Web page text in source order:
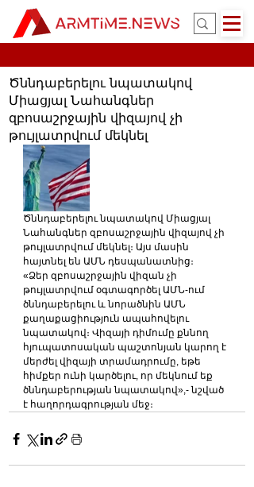
Ծննդաբերելու նպատակով
Միացյալ Նահանգներ
զբոսաշրջային վիզայով չի
թույլատրվում մեկնել
Ծննդաբերելու նպատակով Միացյալ
Նահանգներ զբոսաշրջային վիզայով չի
թույլատրվում մեկնել։ Այս մասին
հայտնել են ԱՄՆ դեսպանատնից։
«Ձեր զբոսաշրջային վիզան չի
թույլատրվում օգտագործել ԱՄՆ-ում
ծննդաբերելու և նորածնին ԱՄՆ
քաղաքացիություն ապահովելու
նպատակով։ Վիզայի դիմումը քննող
հյուպատոսական պաշտոնյան կարող է
մերժել վիզայի տրամադրումը, եթե
հիմքեր ունի կարծելու, որ մեկնում եք
ծննդաբերության նպատակով»,- նշված
է հաղորդագրության մեջ։